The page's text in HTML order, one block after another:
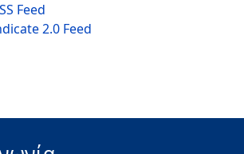
Feed
2.0 Feed